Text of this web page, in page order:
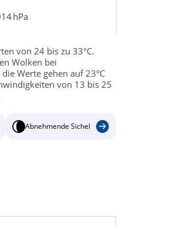
hPa
von 24 bis zu 33°C.
Wolken bei
Werte gehen auf 23°C
von 13 bis 25
Abnehmende Sichel